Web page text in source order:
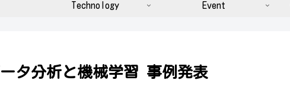
Technology Event
タ分析と機械学習 事例発表